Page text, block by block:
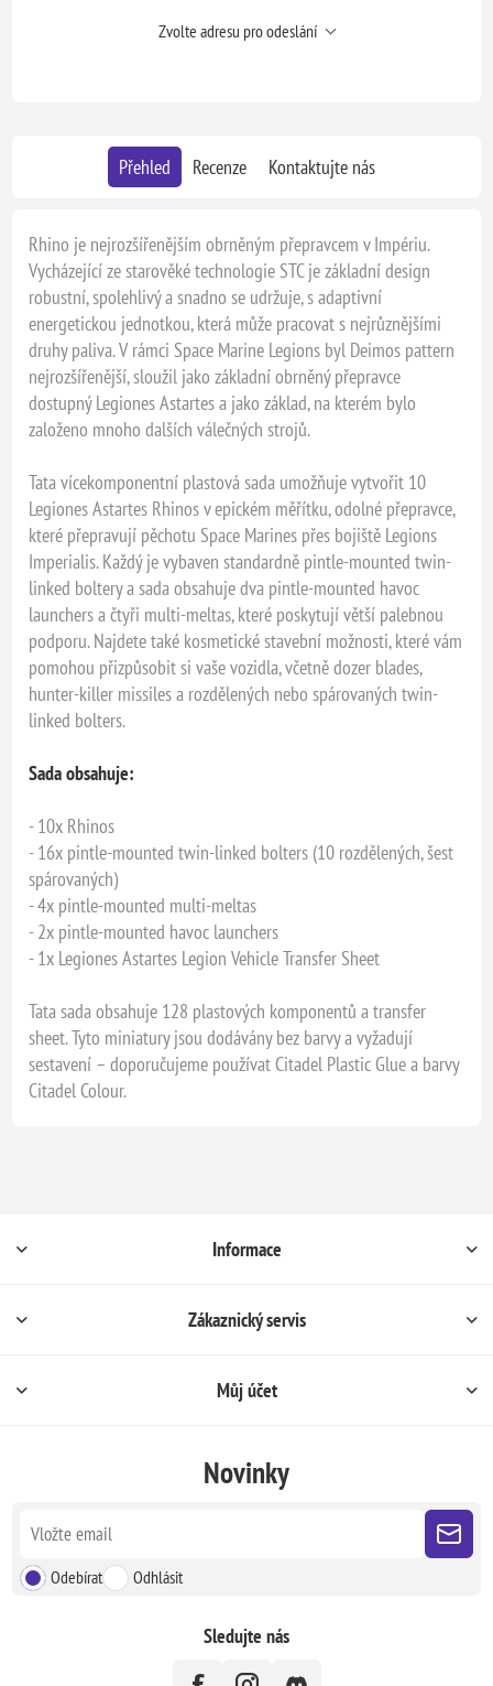
Zvolte adresu pro odeslání
Přehled Recenze Kontaktujte nás
Rhino je nejrozšířenějším obrněným přepravcem v Impériu.
Vycházející ze starověké technologie STC je základní design
robustní, spolehlivý a snadno se udržuje, s adaptivní
energetickou jednotkou, která může pracovat s nejrůznějšími
druhy paliva. V rámci Space Marine Legions byl Deimos pattern
nejrozšířenější, sloužil jako základní obrněný přepravce
dostupný Legiones Astartes a jako základ, na kterém bylo
založeno mnoho dalších válečných strojů.
Tata vícekomponentní plastová sada umožňuje vytvořit 10
Legiones Astartes Rhinos v epickém měřítku, odolné přepravce,
které přepravují pěchotu Space Marines přes bojiště Legions
Imperialis. Každý je vybaven standardně pintle-mounted twin-
linked boltery a sada obsahuje dva pintle-mounted havoc
launchers a čtyři multi-meltas, které poskytují větší palebnou
podporu. Najdete také kosmetické stavební možnosti, které vám
pomohou přizpůsobit si vaše vozidla, včetně dozer blades,
hunter-killer missiles a rozdělených nebo spárovaných twin-
linked bolters.
Sada obsahuje:
- 10x Rhinos
- 16x pintle-mounted twin-linked bolters (10 rozdělených, šest
spárovaných)
- 4x pintle-mounted multi-meltas
- 2x pintle-mounted havoc launchers
- 1x Legiones Astartes Legion Vehicle Transfer Sheet
Tata sada obsahuje 128 plastových komponentů a transfer
sheet. Tyto miniatury jsou dodávány bez barvy a vyžadují
sestavení – doporučujeme používat Citadel Plastic Glue a barvy
Citadel Colour.
Informace
Zákaznický servis
Můj účet
Novinky
Odebírat Odhlásit
Sledujte nás